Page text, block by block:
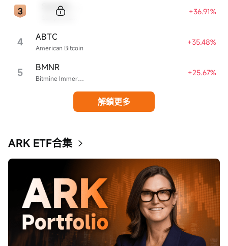
+36.91%
4 American Bitcoin
ABTC +35.48%
5 Bitmine Immersion Technologies
BMNR +25.67%
解鎖更多
ARK ETF合集